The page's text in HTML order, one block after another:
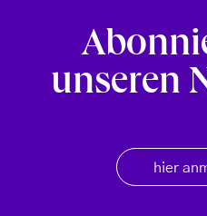
unseren
hier